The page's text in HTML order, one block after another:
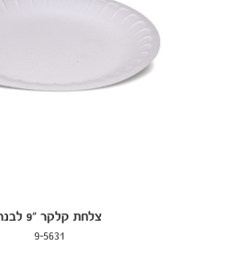
צלחת קלקר "9 לבנה
9-5631